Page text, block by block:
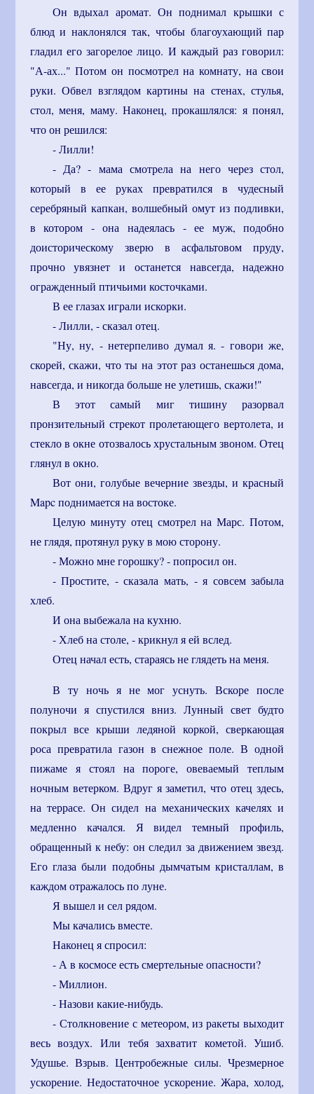
Он вдыхал аромат. Он поднимал крышки с
блюд и наклонялся так, чтобы благоухающий пар
гладил его загорелое лицо. И каждый раз говорил:
"А-ах..." Потом он посмотрел на комнату, на свои
руки. Обвел взглядом картины на стенах, стулья,
стол, меня, маму. Наконец, прокашлялся: я понял,
что он решился:
- Лилли!
- Да? - мама смотрела на него через стол,
который в ее руках превратился в чудесный
серебряный капкан, волшебный омут из подливки,
в котором - она надеялась - ее муж, подобно
доисторическому зверю в асфальтовом пруду,
прочно увязнет и останется навсегда, надежно
огражденный птичьими косточками.
В ее глазах играли искорки.
- Лилли, - сказал отец.
"Ну, ну, - нетерпеливо думал я. - говори же,
скорей, скажи, что ты на этот раз останешься дома,
навсегда, и никогда больше не улетишь, скажи!"
В этот самый миг тишину разорвал
пронзительный стрекот пролетающего вертолета, и
стекло в окне отозвалось хрустальным звоном. Отец
глянул в окно.
Вот они, голубые вечерние звезды, и красный
Mapc поднимается на востоке.
Целую минуту отец смотрел на Марс. Потом,
не глядя, протянул руку в мою сторону.
- Можно мне горошку? - попросил он.
- Простите, - сказала мать, - я совсем забыла
хлеб.
И она выбежала на кухню.
- Хлеб на столе, - крикнул я ей вслед.
Отец начал есть, стараясь не глядеть на меня.
В ту ночь я не мог уснуть. Вскоре после
полуночи я спустился вниз. Лунный свет будто
покрыл все крыши ледяной коркой, сверкающая
роса превратила газон в снежное поле. В одной
пижаме я стоял на пороге, овеваемый теплым
ночным ветерком. Вдруг я заметил, что отец здесь,
на террасе. Он сидел на механических качелях и
медленно качался. Я видел темный профиль,
обращенный к небу: он следил за движением звезд.
Его глаза были подобны дымчатым кристаллам, в
каждом отражалось по луне.
Я вышел и сел рядом.
Мы качались вместе.
Наконец я спросил:
- А в космосе есть смертельные опасности?
- Миллион.
- Назови какие-нибудь.
- Столкновение с метеором, из ракеты выходит
весь воздух. Или тебя захватит кометой. Ушиб.
Удушье. Взрыв. Центробежные силы. Чрезмерное
ускорение. Недостаточное ускорение. Жара, холод,